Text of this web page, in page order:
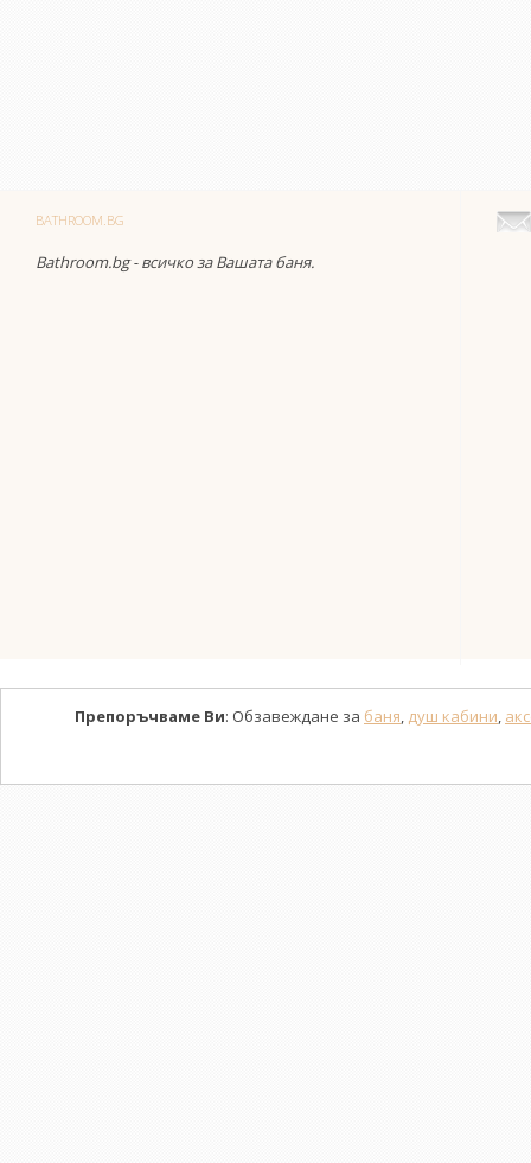
BATHROOM.BG
Bathroom.bg - всичко за Вашата баня.
Препоръчваме Ви: Обзавеждане за баня, душ кабини,